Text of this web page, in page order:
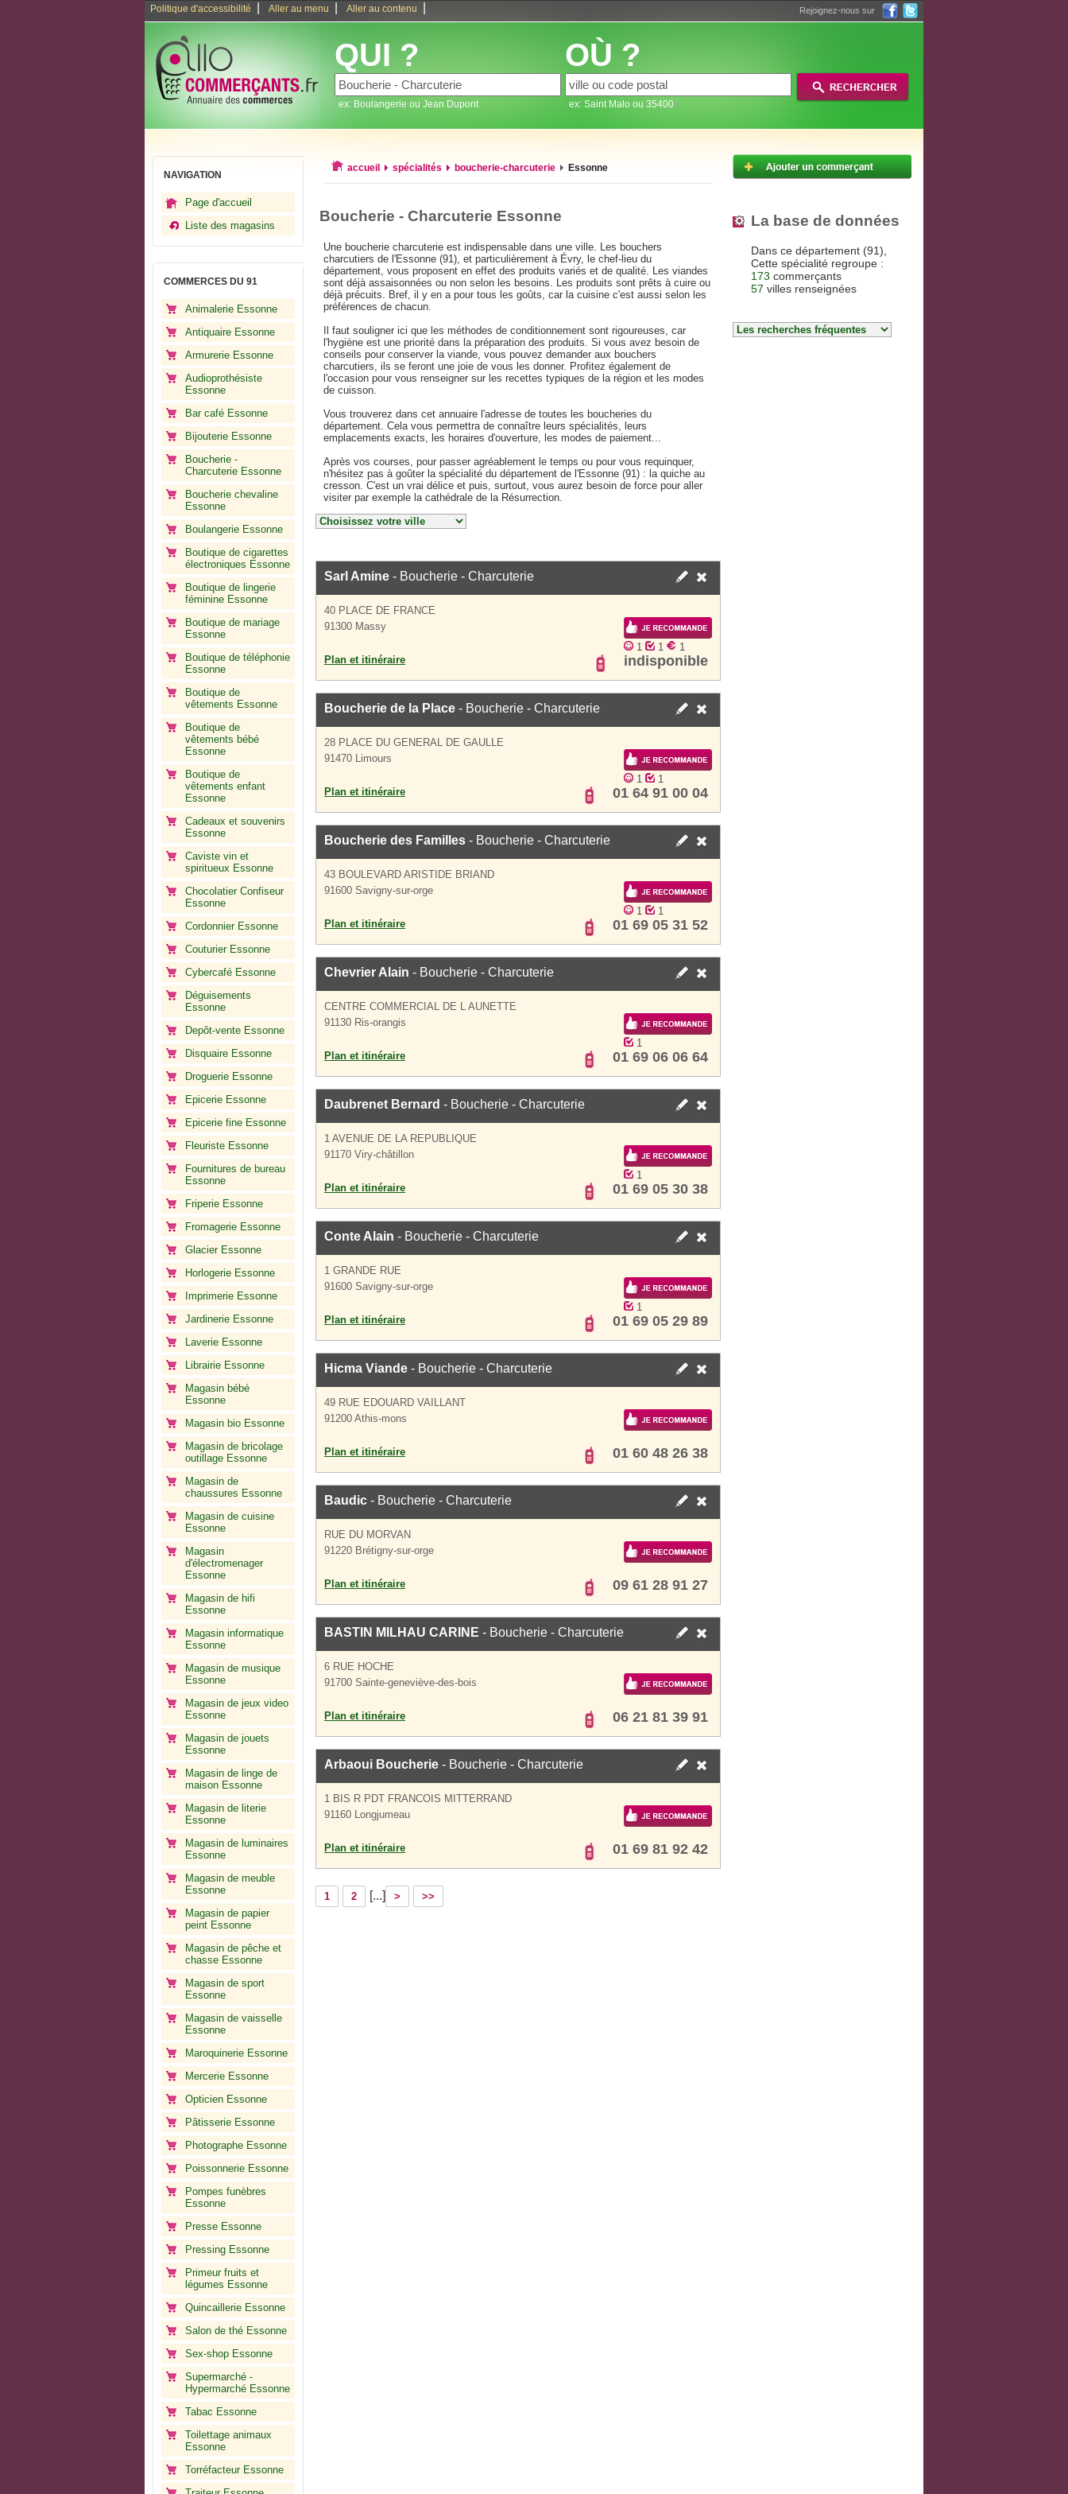
Politique d'accessibilité Aller au menu Aller au contenu Rejoignez-nous sur
QUI ?
ex: Boulangerie ou Jean Dupont
OÙ ?
ex: Saint Malo ou 35400
NAVIGATION
Page d'accueil
Liste des magasins
COMMERCES DU 91
Animalerie Essonne
Antiquaire Essonne
Armurerie Essonne
Audioprothésiste
Essonne
Bar café Essonne
Bijouterie Essonne
Boucherie -
Charcuterie Essonne
Boucherie chevaline
Essonne
Boulangerie Essonne
Boutique de cigarettes
électroniques Essonne
Boutique de lingerie
féminine Essonne
Boutique de mariage
Essonne
Boutique de téléphonie
Essonne
Boutique de
vêtements Essonne
Boutique de
vêtements bébé
Essonne
Boutique de
vêtements enfant
Essonne
Cadeaux et souvenirs
Essonne
Caviste vin et
spiritueux Essonne
Chocolatier Confiseur
Essonne
Cordonnier Essonne
Couturier Essonne
Cybercafé Essonne
Déguisements
Essonne
Depôt-vente Essonne
Disquaire Essonne
Droguerie Essonne
Epicerie Essonne
Epicerie fine Essonne
Fleuriste Essonne
Fournitures de bureau
Essonne
Friperie Essonne
Fromagerie Essonne
Glacier Essonne
Horlogerie Essonne
Imprimerie Essonne
Jardinerie Essonne
Laverie Essonne
Librairie Essonne
Magasin bébé
Essonne
Magasin bio Essonne
Magasin de bricolage
outillage Essonne
Magasin de
chaussures Essonne
Magasin de cuisine
Essonne
Magasin
d'électromenager
Essonne
Magasin de hifi
Essonne
Magasin informatique
Essonne
Magasin de musique
Essonne
Magasin de jeux video
Essonne
Magasin de jouets
Essonne
Magasin de linge de
maison Essonne
Magasin de literie
Essonne
Magasin de luminaires
Essonne
Magasin de meuble
Essonne
Magasin de papier
peint Essonne
Magasin de pêche et
chasse Essonne
Magasin de sport
Essonne
Magasin de vaisselle
Essonne
Maroquinerie Essonne
Mercerie Essonne
Opticien Essonne
Pâtisserie Essonne
Photographe Essonne
Poissonnerie Essonne
Pompes funèbres
Essonne
Presse Essonne
Pressing Essonne
Primeur fruits et
légumes Essonne
Quincaillerie Essonne
Salon de thé Essonne
Sex-shop Essonne
Supermarché -
Hypermarché Essonne
Tabac Essonne
Toilettage animaux
Essonne
Torréfacteur Essonne
accueil spécialités boucherie-charcuterie Essonne
Boucherie - Charcuterie Essonne
Une boucherie charcuterie est indispensable dans une ville. Les bouchers
charcutiers de l'Essonne (91), et particulièrement à Évry, le chef-lieu du
département, vous proposent en effet des produits variés et de qualité. Les viandes
sont déjà assaisonnées ou non selon les besoins. Les produits sont prêts à cuire ou
déjà précuits. Bref, il y en a pour tous les goûts, car la cuisine c'est aussi selon les
préférences de chacun.
Il faut souligner ici que les méthodes de conditionnement sont rigoureuses, car
l'hygiène est une priorité dans la préparation des produits. Si vous avez besoin de
conseils pour conserver la viande, vous pouvez demander aux bouchers
charcutiers, ils se feront une joie de vous les donner. Profitez également de
l'occasion pour vous renseigner sur les recettes typiques de la région et les modes
de cuisson.
Vous trouverez dans cet annuaire l'adresse de toutes les boucheries du
département. Cela vous permettra de connaître leurs spécialités, leurs
emplacements exacts, les horaires d'ouverture, les modes de paiement...
Après vos courses, pour passer agréablement le temps ou pour vous requinquer,
n'hésitez pas à goûter la spécialité du département de l'Essonne (91) : la quiche au
cresson. C'est un vrai délice et puis, surtout, vous aurez besoin de force pour aller
visiter par exemple la cathédrale de la Résurrection.
Sarl Amine - Boucherie - Charcuterie
40 PLACE DE FRANCE
91300 Massy
1
1
1
Plan et itinéraire
indisponible
Boucherie de la Place - Boucherie - Charcuterie
28 PLACE DU GENERAL DE GAULLE
91470 Limours
1
1
Plan et itinéraire
01 64 91 00 04
Boucherie des Familles - Boucherie - Charcuterie
43 BOULEVARD ARISTIDE BRIAND
91600 Savigny-sur-orge
1
1
Plan et itinéraire
01 69 05 31 52
Chevrier Alain - Boucherie - Charcuterie
CENTRE COMMERCIAL DE L AUNETTE
91130 Ris-orangis
1
Plan et itinéraire
01 69 06 06 64
Daubrenet Bernard - Boucherie - Charcuterie
1 AVENUE DE LA REPUBLIQUE
91170 Viry-châtillon
1
Plan et itinéraire
01 69 05 30 38
Conte Alain - Boucherie - Charcuterie
1 GRANDE RUE
91600 Savigny-sur-orge
1
Plan et itinéraire
01 69 05 29 89
Hicma Viande - Boucherie - Charcuterie
49 RUE EDOUARD VAILLANT
91200 Athis-mons
Plan et itinéraire 01 60 48 26 38
Baudic - Boucherie - Charcuterie
RUE DU MORVAN
91220 Brétigny-sur-orge
Plan et itinéraire 09 61 28 91 27
BASTIN MILHAU CARINE - Boucherie - Charcuterie
6 RUE HOCHE
91700 Sainte-geneviève-des-bois
Plan et itinéraire 06 21 81 39 91
Arbaoui Boucherie - Boucherie - Charcuterie
1 BIS R PDT FRANCOIS MITTERRAND
91160 Longjumeau
Plan et itinéraire 01 69 81 92 42
1 2 [...] > >>
La base de données
Dans ce département (91),
Cette spécialité regroupe :
173 commerçants
57 villes renseignées